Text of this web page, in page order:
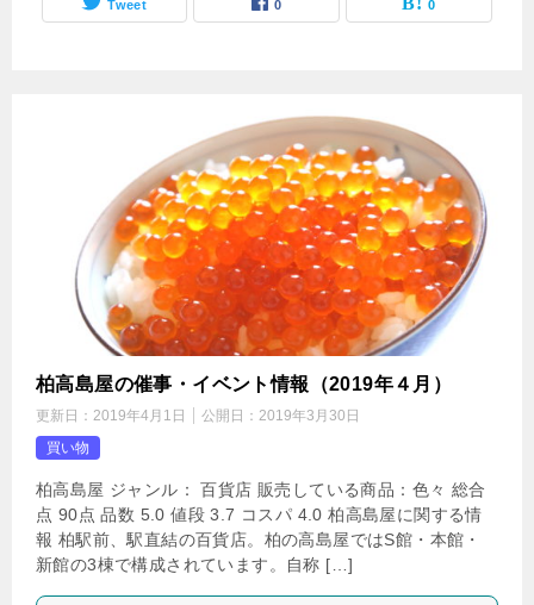
Tweet 0 0
柏高島屋の催事・イベント情報（2019年４月）
更新日： 2019年4月1日 公開日： 2019年3月30日
買い物
柏高島屋 ジャンル： 百貨店 販売している商品：色々 総合
点 90点 品数 5.0 値段 3.7 コスパ 4.0 柏高島屋に関する情
報 柏駅前、駅直結の百貨店。柏の高島屋ではS館・本館・
新館の3棟で構成されています。自称 […]